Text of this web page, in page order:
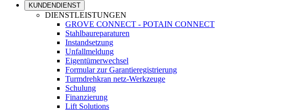
KUNDENDIENST
DIENSTLEISTUNGEN
GROVE CONNECT - POTAIN CONNECT
Stahlbaureparaturen
Instandsetzung
Unfallmeldung
Eigentümerwechsel
Formular zur Garantieregistrierung
Turmdrehkran netz-Werkzeuge
Schulung
Finanzierung
Lift Solutions